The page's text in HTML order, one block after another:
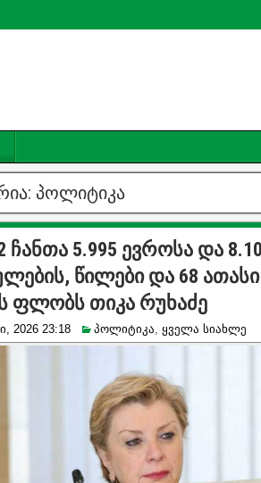
პოლიტიკა
ჩანთა 5.995 ევროსა და
წილები და 68
ფლობს თიკა რუხაძე
2026 23:18 პოლიტიკა, ყველა სიახლე